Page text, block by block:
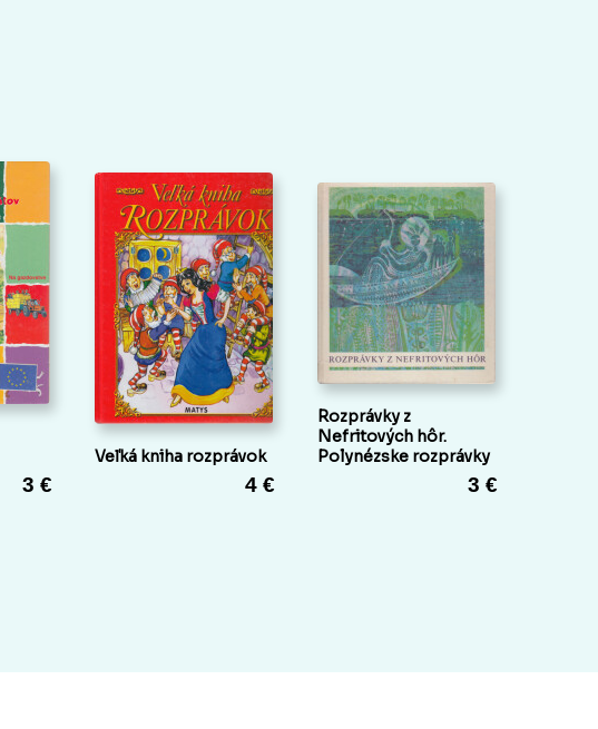
3 €
Veľká kniha rozprávok
4 €
Rozprávky z
Nefritových hôr.
Polynézske rozprávky
3 €